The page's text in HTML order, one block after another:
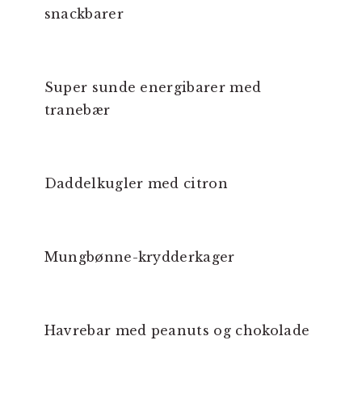
snackbarer
Super sunde energibarer med
tranebær
Daddelkugler med citron
Mungbønne-krydderkager
Havrebar med peanuts og chokolade